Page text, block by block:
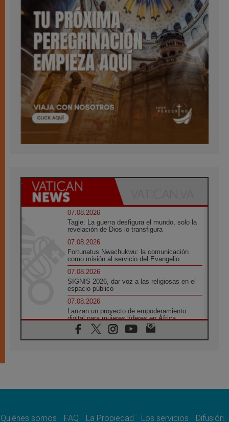
07.08.2026
Tagle: La guerra desfigura el mundo, solo la
revelación de Dios lo transfigura
07.08.2026
Fortunatus Nwachukwu: la comunicación
como misión al servicio del Evangelio
07.08.2026
SIGNIS 2026, dar voz a las religiosas en el
espacio público
07.08.2026
Lanzan un proyecto de empoderamiento
digital para mujeres líderes en África
07.08.2026
Programa oficial del Viaje Apostólico del
06.08.2026
06.08.2026
Quiénes somos FAQ La Propiedad Los servicios Difusión